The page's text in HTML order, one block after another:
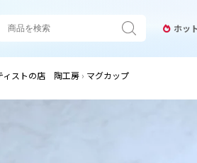
ホッ
ィストの店 陶工房 マグカップ